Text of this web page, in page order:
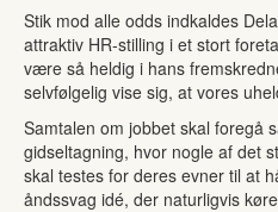
Stik mod alle odds indkaldes
attraktiv HR-stilling i et stort
være så heldig i hans
selvfølgelig vise sig, at vores
Samtalen om jobbet skal foregå
gidseltagning, hvor nogle af det
skal testes for deres evner til at
åndssvag idé, der naturligvis